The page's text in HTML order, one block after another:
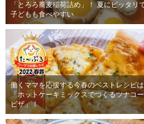
「とろろ蕎麦稲荷詰め」！ 夏にピッタリ
子どもも食べやすい
働くママを応援する今春のベストレシピは
「ホットケーキミックスでつくるツナコ
ピザ」！